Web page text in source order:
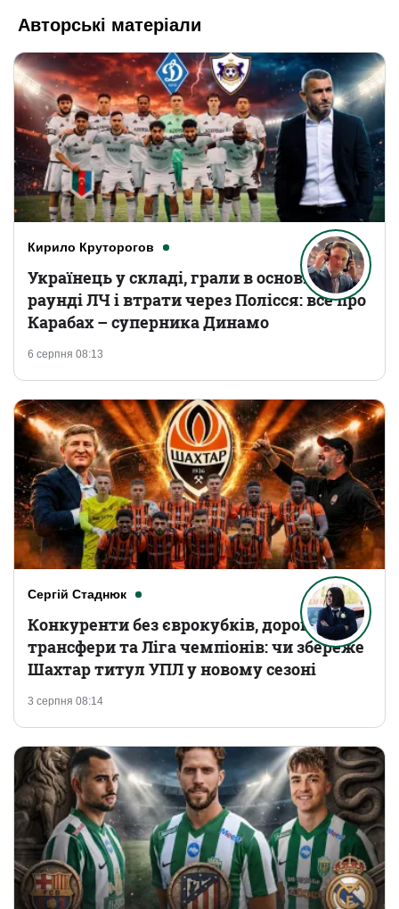
Авторські матеріали
Кирило Круторогов
6 серпня 08:13
Українець у складі, грали в основному
раунді ЛЧ і втрати через Полісся: все про
Карабах – суперника Динамо
Сергій Стаднюк
3 серпня 08:14
Конкуренти без єврокубків, дорогі
трансфери та Ліга чемпіонів: чи збереже
Шахтар титул УПЛ у новому сезоні